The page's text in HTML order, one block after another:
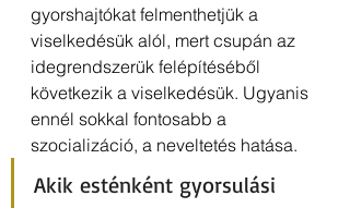
gyorshajtókat felmenthetjük a
viselkedésük alól, mert csupán az
idegrendszerük felépítéséből
következik a viselkedésük. Ugyanis
ennél sokkal fontosabb a
szocializáció, a neveltetés hatása.
Akik esténként gyorsulási